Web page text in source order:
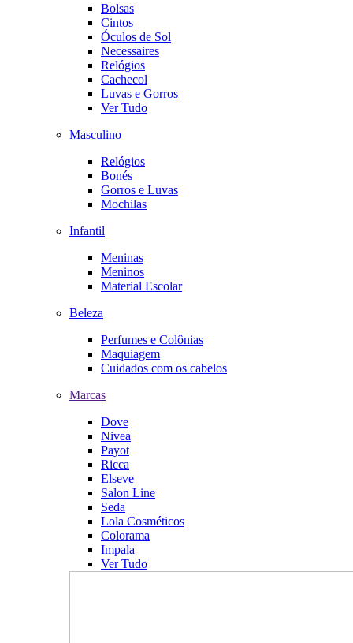
Bolsas
Cintos
Óculos de Sol
Necessaires
Relógios
Cachecol
Luvas e Gorros
Ver Tudo
Masculino
Relógios
Bonés
Gorros e Luvas
Mochilas
Infantil
Meninas
Meninos
Material Escolar
Beleza
Perfumes e Colônias
Maquiagem
Cuidados com os cabelos
Marcas
Dove
Nivea
Payot
Ricca
Elseve
Salon Line
Seda
Lola Cosméticos
Colorama
Impala
Ver Tudo